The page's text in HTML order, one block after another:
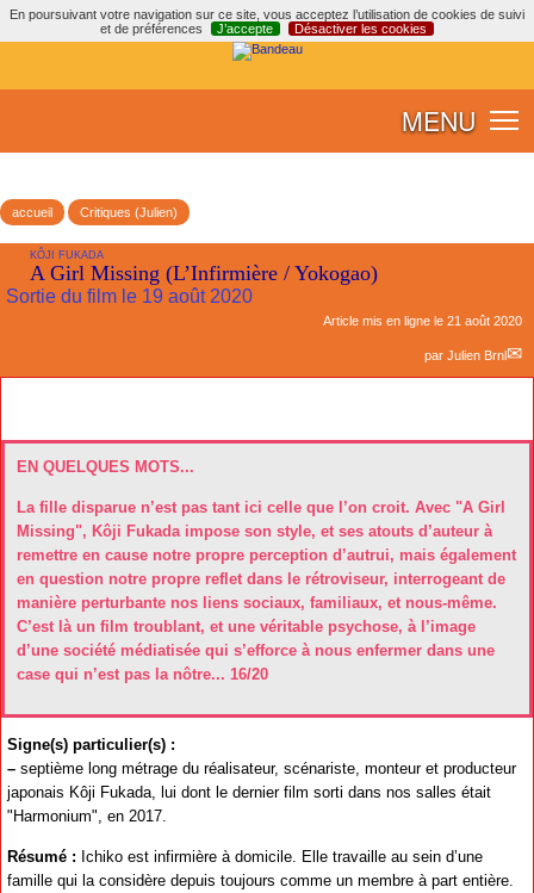
En poursuivant votre navigation sur ce site, vous acceptez l’utilisation de cookies de suivi
et de préférences
J’accepte Désactiver les cookies
MENU
accueil Critiques (Julien)
KÔJI FUKADA
A Girl Missing (L’Infirmière / Yokogao)
Sortie du film le 19 août 2020
Article mis en ligne le 21 août 2020
par Julien Brnl
EN QUELQUES MOTS...
La fille disparue n’est pas tant ici celle que l’on croit. Avec "A Girl
Missing", Kôji Fukada impose son style, et ses atouts d’auteur à
remettre en cause notre propre perception d’autrui, mais également
en question notre propre reflet dans le rétroviseur, interrogeant de
manière perturbante nos liens sociaux, familiaux, et nous-même.
C’est là un film troublant, et une véritable psychose, à l’image
d’une société médiatisée qui s’efforce à nous enfermer dans une
case qui n’est pas la nôtre... 16/20
Signe(s) particulier(s) :
– septième long métrage du réalisateur, scénariste, monteur et producteur
japonais Kôji Fukada, lui dont le dernier film sorti dans nos salles était
"Harmonium", en 2017.
Résumé : Ichiko est infirmière à domicile. Elle travaille au sein d’une
famille qui la considère depuis toujours comme un membre à part entière.